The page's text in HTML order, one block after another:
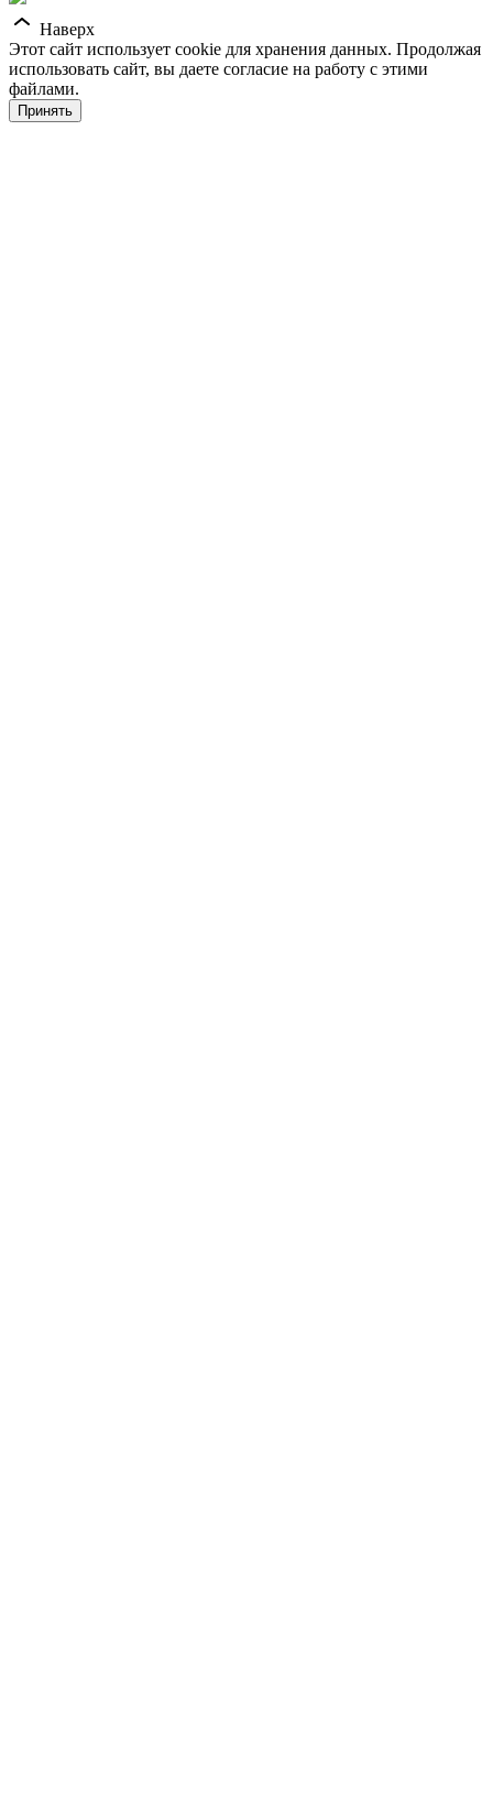
Наверх
Этот сайт использует cookie для хранения данных. Продолжая
использовать сайт, вы даете согласие на работу с этими
файлами.
Принять